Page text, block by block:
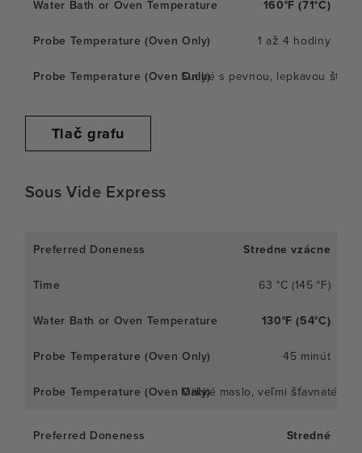
160°F (71°C)
1 až 4 hodiny
Suché s pevnou, lepkavou
Tlač grafu
Sous Vide Express
Stredne vzácne
63 °C (145 °F)
130°F (54°C)
45 minút
Mäkké maslo, veľmi šťavnaté
Stredné